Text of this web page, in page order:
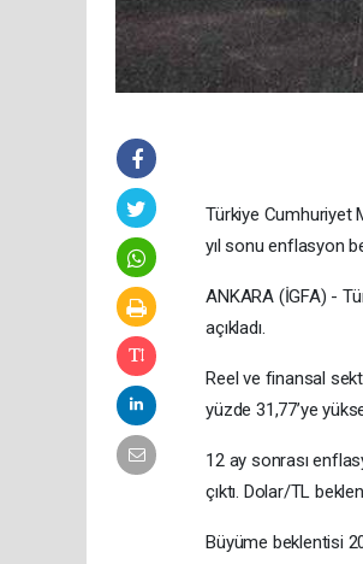
Türkiye Cumhuriyet
yıl sonu enflasyon
ANKARA (İGFA) -
açıkladı.
Reel ve finansal
yüzde 31,77’ye
12 ay sonrası
çıktı. Dolar/TL
Büyüme beklentisi